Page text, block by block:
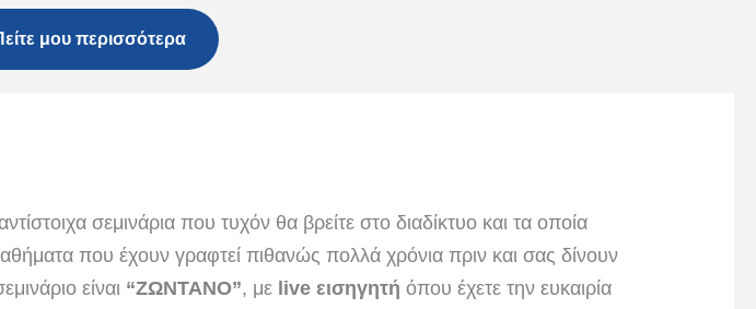
μου περισσότερα
σεμινάρια που τυχόν θα βρείτε στο διαδίκτυο και τα οποία
που έχουν γραφτεί πιθανώς πολλά χρόνια πριν και σας δίνουν
είναι “ΖΩΝΤΑΝΟ”, με live εισηγητή όπου έχετε την ευκαιρία